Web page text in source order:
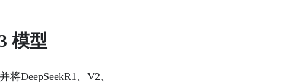
模型
DeepSeekR1、V2、